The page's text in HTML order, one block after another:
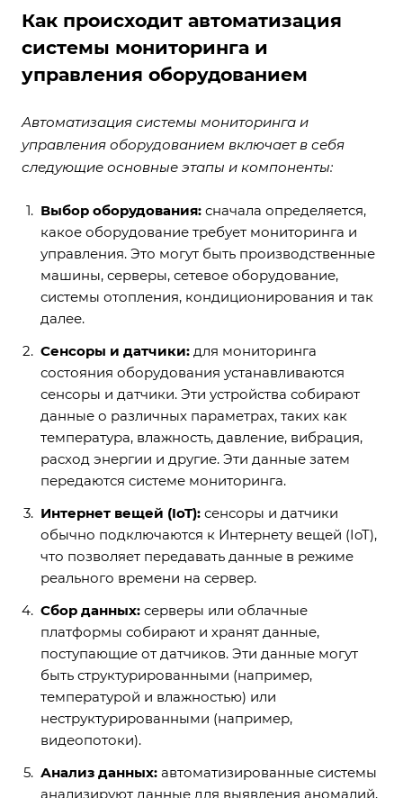
Как происходит автоматизация
системы мониторинга и
управления оборудованием
Автоматизация системы мониторинга и
управления оборудованием включает в себя
следующие основные этапы и компоненты:
Выбор оборудования: сначала определяется,
какое оборудование требует мониторинга и
управления. Это могут быть производственные
машины, серверы, сетевое оборудование,
системы отопления, кондиционирования и так
далее.
Сенсоры и датчики: для мониторинга
состояния оборудования устанавливаются
сенсоры и датчики. Эти устройства собирают
данные о различных параметрах, таких как
температура, влажность, давление, вибрация,
расход энергии и другие. Эти данные затем
передаются системе мониторинга.
Интернет вещей (IoT): сенсоры и датчики
обычно подключаются к Интернету вещей (IoT),
что позволяет передавать данные в режиме
реального времени на сервер.
Сбор данных: серверы или облачные
платформы собирают и хранят данные,
поступающие от датчиков. Эти данные могут
быть структурированными (например,
температурой и влажностью) или
неструктурированными (например,
видеопотоки).
Анализ данных: автоматизированные системы
анализируют данные для выявления аномалий,